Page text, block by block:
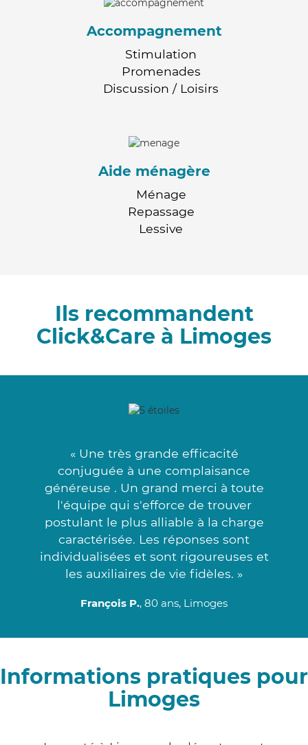
Accompagnement
Stimulation
Promenades
Discussion / Loisirs
Aide ménagère
Ménage
Repassage
Lessive
Ils recommandent
Click&Care à Limoges
« Une très grande efficacité
conjuguée à une complaisance
généreuse . Un grand merci à toute
l'équipe qui s'efforce de trouver
postulant le plus alliable à la charge
caractérisée. Les réponses sont
individualisées et sont rigoureuses et
les auxiliaires de vie fidèles. »
François P., 80 ans, Limoges
Informations pratiques pour
Limoges